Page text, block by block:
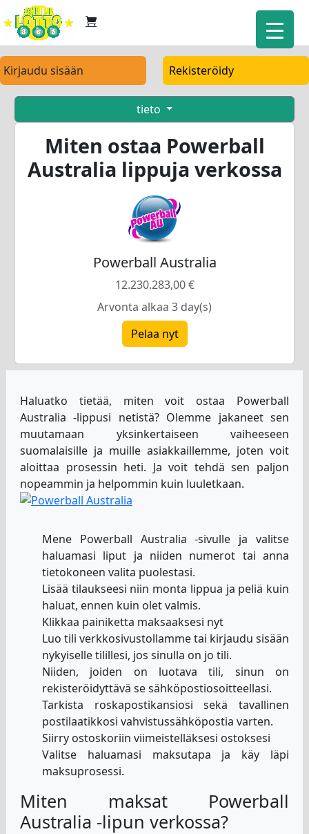
Kirjaudu sisään Rekisteröidy
tieto
Miten ostaa Powerball
Australia lippuja verkossa
Powerball Australia
12.230.283,00 €
Arvonta alkaa 3 day(s)
Pelaa nyt
Haluatko tietää, miten voit ostaa Powerball
Australia -lippusi netistä? Olemme jakaneet sen
muutamaan yksinkertaiseen vaiheeseen
suomalaisille ja muille asiakkaillemme, joten voit
aloittaa prosessin heti. Ja voit tehdä sen paljon
nopeammin ja helpommin kuin luuletkaan.
Mene Powerball Australia -sivulle ja valitse
haluamasi liput ja niiden numerot tai anna
tietokoneen valita puolestasi.
Lisää tilaukseesi niin monta lippua ja peliä kuin
haluat, ennen kuin olet valmis.
Klikkaa painiketta maksaaksesi nyt
Luo tili verkkosivustollamme tai kirjaudu sisään
nykyiselle tilillesi, jos sinulla on jo tili.
Niiden, joiden on luotava tili, sinun on
rekisteröidyttävä se sähköpostiosoitteellasi.
Tarkista roskapostikansiosi sekä tavallinen
postilaatikkosi vahvistussähköpostia varten.
Siirry ostoskoriin viimeistelläksesi ostoksesi
Valitse haluamasi maksutapa ja käy läpi
maksuprosessi.
Miten maksat Powerball
Australia -lipun verkossa?